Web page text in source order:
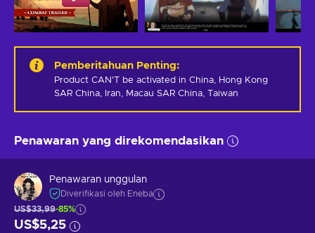
Pemberitahuan Penting:
Product CAN'T be activated in China, Hong Kong
SAR China, Iran, Macau SAR China, Taiwan
Penawaran yang direkomendasikan
Penawaran unggulan
Diverifikasi oleh Eneba
US$33,99-85%
US$5,25